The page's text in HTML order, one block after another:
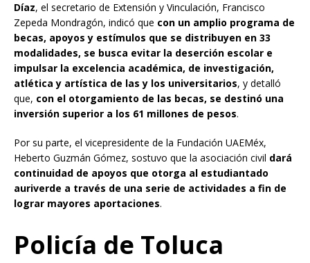
Díaz, el secretario de Extensión y Vinculación, Francisco
Zepeda Mondragón, indicó que con un amplio programa de
becas, apoyos y estímulos que se distribuyen en 33
modalidades, se busca evitar la deserción escolar e
impulsar la excelencia académica, de investigación,
atlética y artística de las y los universitarios, y detalló
que, con el otorgamiento de las becas, se destinó una
inversión superior a los 61 millones de pesos.
Por su parte, el vicepresidente de la Fundación UAEMéx,
Heberto Guzmán Gómez, sostuvo que la asociación civil dará
continuidad de apoyos que otorga al estudiantado
auriverde a través de una serie de actividades a fin de
lograr mayores aportaciones.
Policía de Toluca